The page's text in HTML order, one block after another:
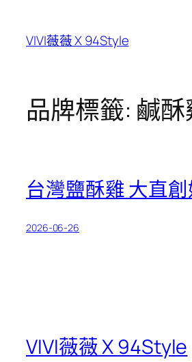
VIVI薇薇 X 94Style
品牌標籤: 鹹酥
台灣鹽酥雞 大直
2026-06-26
VIVI薇薇 X 94Style